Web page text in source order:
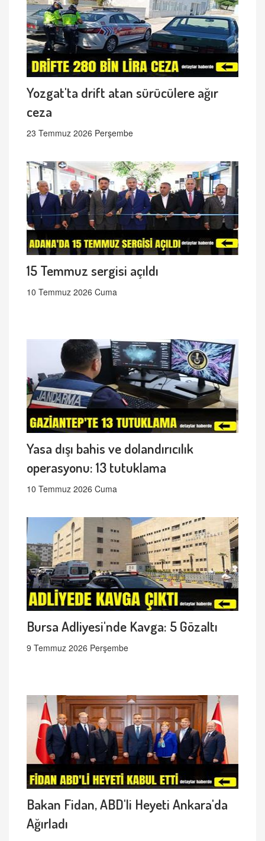
Yozgat'ta drift atan sürücülere ağır
ceza
23 Temmuz 2026 Perşembe
15 Temmuz sergisi açıldı
10 Temmuz 2026 Cuma
Yasa dışı bahis ve dolandırıcılık
operasyonu: 13 tutuklama
10 Temmuz 2026 Cuma
Bursa Adliyesi'nde Kavga: 5 Gözaltı
9 Temmuz 2026 Perşembe
Bakan Fidan, ABD'li Heyeti Ankara'da
Ağırladı